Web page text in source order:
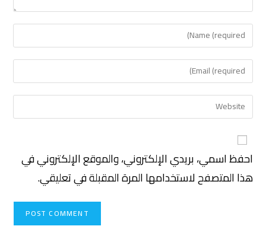
احفظ اسمي، بريدي الإلكتروني، والموقع الإلكتروني في
هذا المتصفح لاستخدامها المرة المقبلة في تعليقي.